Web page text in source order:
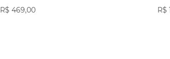
R$ 469,00
R$